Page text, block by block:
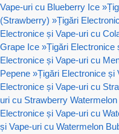
Vape-uri cu Blueberry Ice »
(Strawberry) »Țigări
Electronice și Vape-uri cu
Grape Ice »Țigări Electronice
Electronice și Vape-uri cu
Pepene »Țigări Electronice și
Electronice și Vape-uri cu
uri cu Strawberry
Electronice și Vape-uri cu
și Vape-uri cu Watermelon